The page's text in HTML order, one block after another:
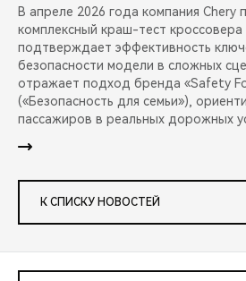
В апреле 2026 года компания Chery
комплексный краш-тест
подтверждает эффективность
безопасности модели в сложных
отражает подход бренда «Safety
(«Безопасность для семьи»),
пассажиров в реальных дорожных
К СПИСКУ НОВОСТЕЙ